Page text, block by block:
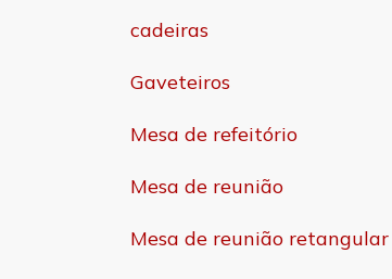
cadeiras
Gaveteiros
Mesa de refeitório
Mesa de reunião
Mesa de reunião retangular